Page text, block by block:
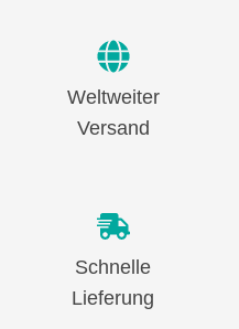
Weltweiter
Versand
Schnelle
Lieferung